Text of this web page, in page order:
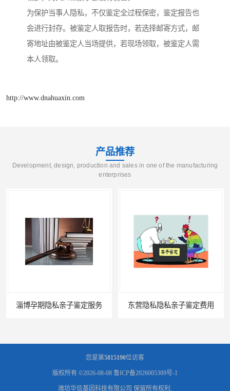
为保护当事人隐私，不仅鉴定全过程保密，鉴定报告也
会进行封存。被鉴定人取报告时，若选择邮寄方式，邮
寄地址由被鉴定人当场提供，若现场领取，被鉴定人需
本人领取。
http://www.dnahuaxin.com
产品推荐
Development, design, production and sales in one of the manufacturing
enterprises
东营隐私隐私亲子鉴定费用
您是第5815190位访客
版权所有 ©2026-08-08 鲁ICP备2026005309号-1
潍坊华信基因科技有限公司 保留所有权利.